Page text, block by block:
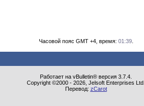
Часовой пояс GMT +4, время: 01:39.
Работает на vBulletin® версия 3.7.4.
Copyright ©2000 - 2026, Jelsoft Enterprises Ltd.
Перевод: zCarot